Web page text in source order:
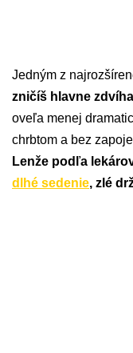
Jedným z
zničíš hlavne
oveľa menej
chrbtom a bez
Lenže podľa
dlhé sedenie, zlé